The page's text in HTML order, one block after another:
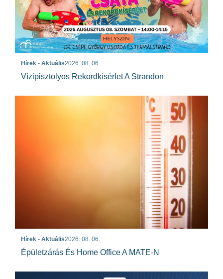
Hírek - Aktuális2026. 08. 06.
Vízipisztolyos Rekordkísérlet A Strandon
Hírek - Aktuális2026. 08. 06.
Épületzárás És Home Office A MATE-N